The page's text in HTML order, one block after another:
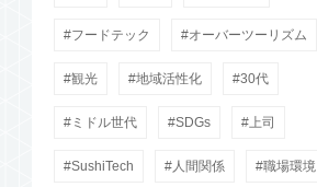
フードテック オーバーツーリズム
観光 地域活性化 30代
ミドル世代 SDGs 上司
SushiTech 人間関係 職場環境